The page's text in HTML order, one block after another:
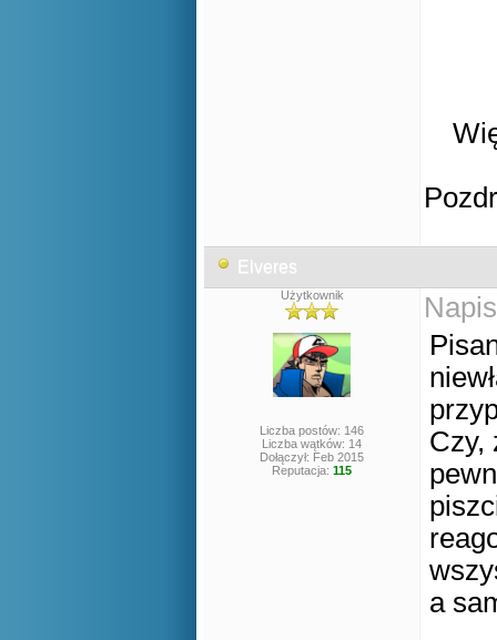
Elveres
Użytkownik
Liczba postów: 146
Liczba wątków: 14
Dołączył: Feb 2015
Reputacja: 115
Czy,
a